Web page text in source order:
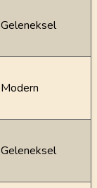
Geleneksel
Modern
Geleneksel